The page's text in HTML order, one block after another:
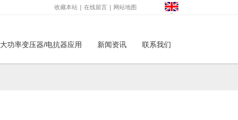
收藏本站 在线留言 网站地图
大功率变压器/电抗器应用 新闻资讯 联系我们